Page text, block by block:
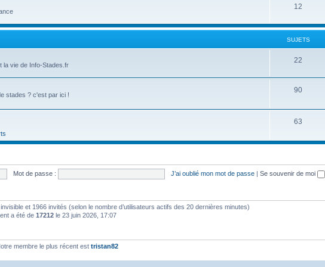
12
SUJETS
la vie de Info-Stades.fr
22
stades ? c'est par ici !
90
63
Mot de passe : J’ai oublié mon mot de passe | Se souvenir de moi
et 1966 invités (selon le nombre d’utilisateurs actifs des 20 dernières minutes)
a été de 17212 le 23 juin 2026, 17:07
membre le plus récent est tristan82